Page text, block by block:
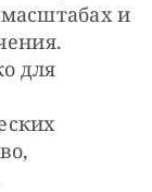
и
для